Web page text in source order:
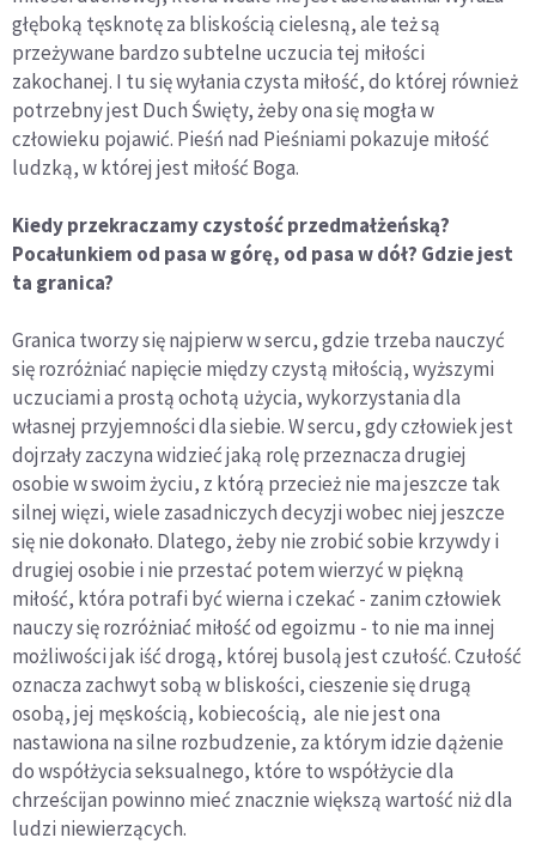
głęboką tęsknotę za bliskością cielesną, ale też są
przeżywane bardzo subtelne uczucia tej miłości
zakochanej. I tu się wyłania czysta miłość, do której również
potrzebny jest Duch Święty, żeby ona się mogła w
człowieku pojawić. Pieśń nad Pieśniami pokazuje miłość
ludzką, w której jest miłość Boga.
Kiedy przekraczamy czystość przedmałżeńską?
Pocałunkiem od pasa w górę, od pasa w dół? Gdzie jest
ta granica?
Granica tworzy się najpierw w sercu, gdzie trzeba nauczyć
się rozróżniać napięcie między czystą miłością, wyższymi
uczuciami a prostą ochotą użycia, wykorzystania dla
własnej przyjemności dla siebie. W sercu, gdy człowiek jest
dojrzały zaczyna widzieć jaką rolę przeznacza drugiej
osobie w swoim życiu, z którą przecież nie ma jeszcze tak
silnej więzi, wiele zasadniczych decyzji wobec niej jeszcze
się nie dokonało. Dlatego, żeby nie zrobić sobie krzywdy i
drugiej osobie i nie przestać potem wierzyć w piękną
miłość, która potrafi być wierna i czekać - zanim człowiek
nauczy się rozróżniać miłość od egoizmu - to nie ma innej
możliwości jak iść drogą, której busolą jest czułość. Czułość
oznacza zachwyt sobą w bliskości, cieszenie się drugą
osobą, jej męskością, kobiecością, ale nie jest ona
nastawiona na silne rozbudzenie, za którym idzie dążenie
do współżycia seksualnego, które to współżycie dla
chrześcijan powinno mieć znacznie większą wartość niż dla
ludzi niewierzących.